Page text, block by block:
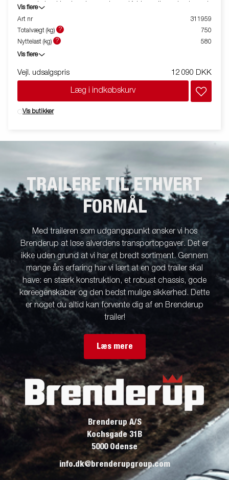
og maksimal beskyttelse mod rust. Kablerne ligger beskyttet i
trailerens chassis. Lystavlen sikrer let og hurtig søsætning af din
båd, og lystavlen kan opbevares i bilens bagagerum under
sejlturen. Traileren på billedet kan være vist med ekstraudstyr.
Vis flere
Art nr
311959
Totalvægt (kg)
?
750
Nyttelast (kg)
? 580
Vis flere
Vejl. udsalgspris 12 090 DKK
Læg i indkøbskurv
Vis butikker
TRAILERE TIL ETHVERT
FORMÅL
Med traileren som udgangspunkt ønsker vi hos
Brenderup at løse alverdens transportopgaver. Det er
ikke uden grund at vi har et bredt sortiment. Gennem
mange års erfaring har vi lært at en god trailer skal
have: en stærk konstruktion, et robust chassis, gode
køreegenskaber og den bedst mulige sikkerhed. Dette
er noget du altid kan forvente dig af en Brenderup
trailer!
Læs mere
Brenderup A/S
Kochsgade 31B
5000 Odense
info.dk@brenderupgroup.com